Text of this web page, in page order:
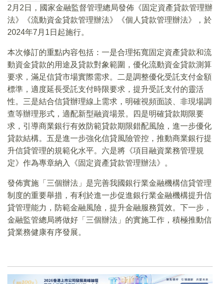
2月2日，國家金融監督管理總局發佈《固定資產貸款管理辦
法》《流動資金貸款管理辦法》《個人貸款管理辦法》，於
2024年7月1日起施行。
本次修訂的重點内容包括：一是合理拓寬固定資產貸款和流
動資金貸款的用途及貸款對象範圍，優化流動資金貸款測算
要求，滿足信貸市場實際需求。二是調整優化受託支付金額
標準，適度延長受託支付時限要求，提升受託支付的靈活
性。三是結合信貸辦理線上需求，明確視頻面談、非現場調
查等辦理形式，適配新型融資場景。四是明確貸款期限要
求，引導商業銀行有效防範貸款期限錯配風險，進一步優化
貸款結構。五是進一步強化信貸風險管控，推動商業銀行提
升信貸管理的規範化水平。六是將《項目融資業務管理規
定》作為專章納入《固定資產貸款管理辦法》。
發佈實施「三個辦法」是完善我國銀行業金融機構信貸管理
制度的重要舉措，有利於進一步促進銀行業金融機構提升信
貸管理能力，防範金融風險，提升金融服務質效。下一步，
金融監管總局將做好「三個辦法」的實施工作，積極推動信
貸業務健康有序發展。